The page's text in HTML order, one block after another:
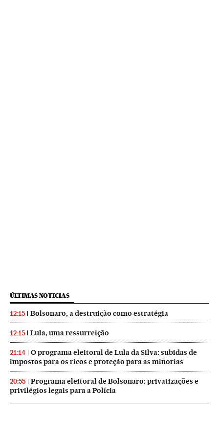
ÚLTIMAS NOTICIAS
12:15 Bolsonaro, a destruição como estratégia
12:15 Lula, uma ressurreição
21:14
O programa eleitoral de Lula da Silva: subidas de
impostos para os ricos e proteção para as minorias
20:55
Programa eleitoral de Bolsonaro: privatizações e
privilégios legais para a Polícia